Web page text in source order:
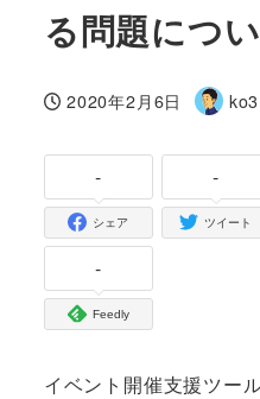
る問題につ
投稿日
2020年2月6日
著
-
シェア
-
ツイート
-
Feedly
イベント開催支援ツー